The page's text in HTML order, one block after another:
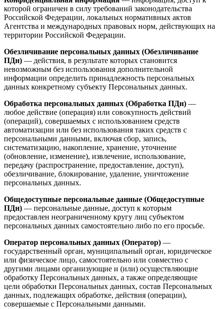
которой ограничен в силу требований законодательства
Российской Федерации, локальных нормативных актов
Агентства и международных правовых норм, действующих на
территории Российской Федерации.
Обезличивание персональных данных (Обезличивание
ПДн) — действия, в результате которых становится
невозможным без использования дополнительной
информации определить принадлежность персональных
данных конкретному субъекту Персональных данных.
Обработка персональных данных (Обработка ПДн) —
любое действие (операция) или совокупность действий
(операций), совершаемых с использованием средств
автоматизации или без использования таких средств с
персональными данными, включая сбор, запись,
систематизацию, накопление, хранение, уточнение
(обновление, изменение), извлечение, использование,
передачу (распространение, предоставление, доступ),
обезличивание, блокирование, удаление, уничтожение
персональных данных.
Общедоступные персональные данные (Общедоступные
ПДн) — персональные данные, доступ к которым
предоставлен неограниченному кругу лиц субъектом
персональных данных самостоятельно либо по его просьбе.
Оператор персональных данных (Оператор) —
государственный орган, муниципальный орган, юридическое
или физическое лицо, самостоятельно или совместно с
другими лицами организующие и (или) осуществляющие
обработку Персональных данных, а также определяющие
цели обработки Персональных данных, состав Персональных
данных, подлежащих обработке, действия (операции),
совершаемые с Персональными данными.